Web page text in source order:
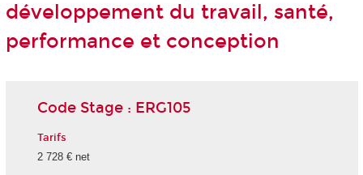
développement du travail, santé,
performance et conception
Code Stage : ERG105
Tarifs
2 728 € net